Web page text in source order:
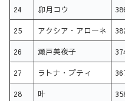
24 卯月コウ
25 アクシア・アローネ
26 瀬戸美夜子
27 ラトナ・プティ
28 叶